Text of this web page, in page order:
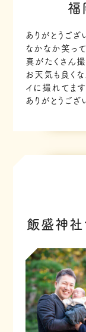
福
ありがとうござ
なかなか笑っ
真がたくさん撮
お天気も良く
イに撮れてます
ありがとうござ
飯盛神社